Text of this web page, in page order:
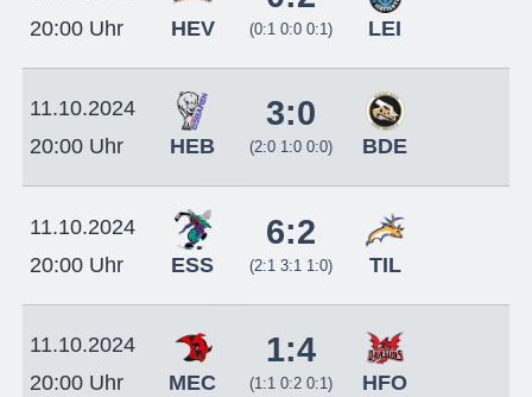
20:00 Uhr
HEV (0:1 0:0 0:1) LEI
11.10.2024
20:00 Uhr
HEB
3:0
(2:0 1:0 0:0) BDE
11.10.2024
20:00 Uhr
ESS
6:2
(2:1 3:1 1:0) TIL
11.10.2024
20:00 Uhr
MEC
1:4
(1:1 0:2 0:1) HFO